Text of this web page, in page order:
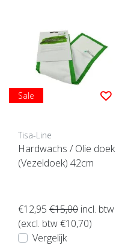
Sale
Tisa-Line
Hardwachs / Olie doek
(Vezeldoek) 42cm
€12,95 €15,00 incl. btw
(excl. btw €10,70)
Vergelijk